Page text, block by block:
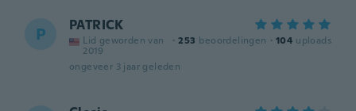
P PATRICK
Lid geworden van
2019
· 253 beoordelingen · 104 uploads
ongeveer 3 jaar geleden